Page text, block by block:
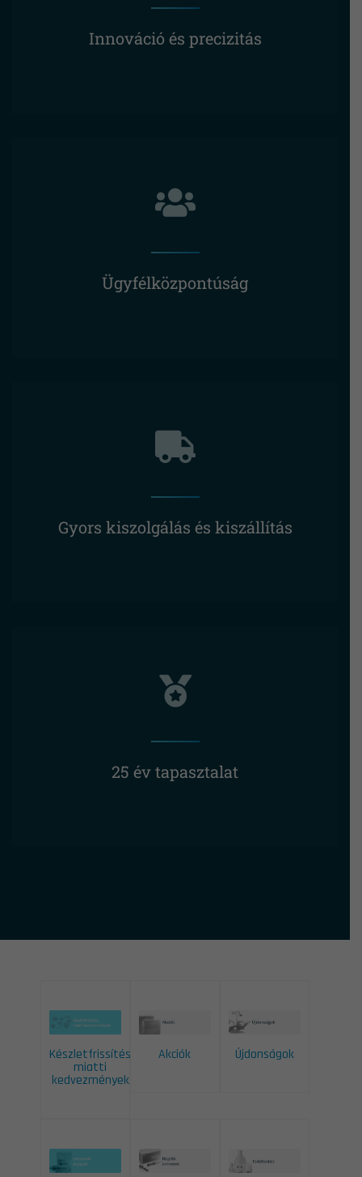
Innováció és precizitás
Ügyfélközpontúság
Gyors kiszolgálás és kiszállítás
25 év tapasztalat
Készletfrissítés
miatti
kedvezmények
Akciók Újdonságok